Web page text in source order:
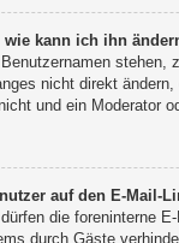
kann ich ihn
nicht direkt
und ein Moderator
auf den E-Mail-
die foreninterne
durch Gäste